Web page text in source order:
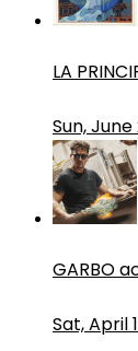
LA
Sun, June
GARBO
Sat, April